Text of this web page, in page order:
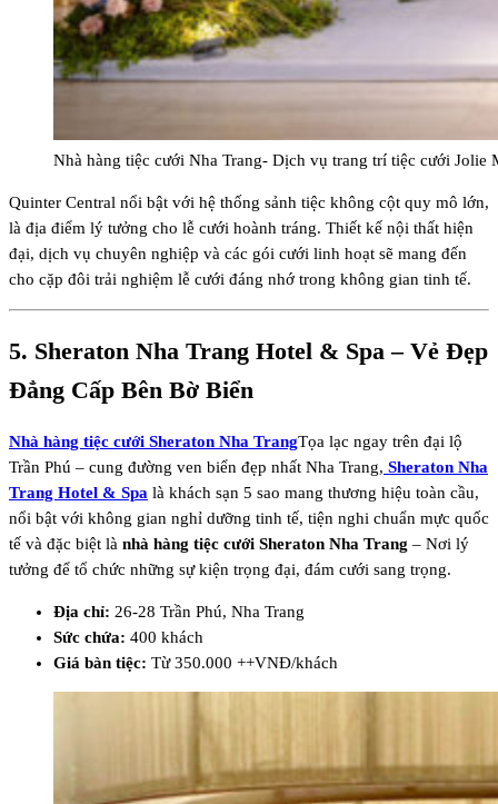
Nhà hàng tiệc cưới Nha Trang- Dịch vụ trang trí tiệc cưới Jolie
Quinter Central nổi bật với hệ thống sảnh tiệc không cột quy mô lớn,
là địa điểm lý tưởng cho lễ cưới hoành tráng. Thiết kế nội thất hiện
đại, dịch vụ chuyên nghiệp và các gói cưới linh hoạt sẽ mang đến
cho cặp đôi trải nghiệm lễ cưới đáng nhớ trong không gian tinh tế.
5. Sheraton Nha Trang Hotel & Spa – Vẻ Đẹp
Đẳng Cấp Bên Bờ Biển
Nhà hàng tiệc cưới Sheraton Nha TrangTọa lạc ngay trên đại lộ
Trần Phú – cung đường ven biển đẹp nhất Nha Trang, Sheraton Nha
Trang Hotel & Spa là khách sạn 5 sao mang thương hiệu toàn cầu,
nổi bật với không gian nghỉ dưỡng tinh tế, tiện nghi chuẩn mực quốc
tế và đặc biệt là nhà hàng tiệc cưới Sheraton Nha Trang – Nơi lý
tưởng để tổ chức những sự kiện trọng đại, đám cưới sang trọng.
Địa chỉ: 26-28 Trần Phú, Nha Trang
Sức chứa: 400 khách
Giá bàn tiệc: Từ 350.000 ++VNĐ/khách